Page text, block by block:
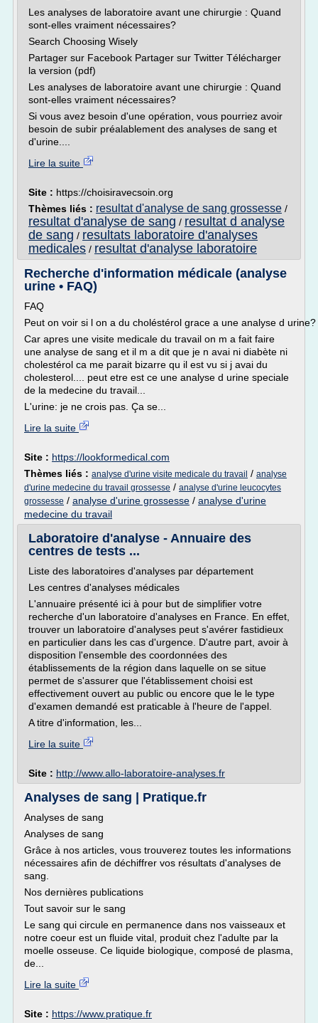
Les analyses de laboratoire avant une chirurgie : Quand
sont-elles vraiment nécessaires?
Search Choosing Wisely
Partager sur Facebook Partager sur Twitter Télécharger
la version (pdf)
Les analyses de laboratoire avant une chirurgie : Quand
sont-elles vraiment nécessaires?
Si vous avez besoin d'une opération, vous pourriez avoir
besoin de subir préalablement des analyses de sang et
d'urine....
Lire la suite
Site : https://choisiravecsoin.org
Thèmes liés : resultat d'analyse de sang grossesse /
resultat d'analyse de sang / resultat d analyse
de sang / resultats laboratoire d'analyses
medicales / resultat d'analyse laboratoire
Recherche d'information médicale (analyse
urine • FAQ)
FAQ
Peut on voir si l on a du choléstérol grace a une analyse d urine?
Car apres une visite medicale du travail on m a fait faire
une analyse de sang et il m a dit que je n avai ni diabète ni
cholestérol ca me parait bizarre qu il est vu si j avai du
cholesterol.... peut etre est ce une analyse d urine speciale
de la medecine du travail...
L'urine: je ne crois pas. Ça se...
Lire la suite
Site : https://lookformedical.com
Thèmes liés : analyse d'urine visite medicale du travail / analyse
d'urine medecine du travail grossesse / analyse d'urine leucocytes
grossesse / analyse d'urine grossesse / analyse d'urine
medecine du travail
Laboratoire d'analyse - Annuaire des
centres de tests ...
Liste des laboratoires d'analyses par département
Les centres d'analyses médicales
L'annuaire présenté ici à pour but de simplifier votre
recherche d'un laboratoire d'analyses en France. En effet,
trouver un laboratoire d'analyses peut s'avérer fastidieux
en particulier dans les cas d'urgence. D'autre part, avoir à
disposition l'ensemble des coordonnées des
établissements de la région dans laquelle on se situe
permet de s'assurer que l'établissement choisi est
effectivement ouvert au public ou encore que le le type
d'examen demandé est praticable à l'heure de l'appel.
A titre d'information, les...
Lire la suite
Site : http://www.allo-laboratoire-analyses.fr
Analyses de sang | Pratique.fr
Analyses de sang
Analyses de sang
Grâce à nos articles, vous trouverez toutes les informations
nécessaires afin de déchiffrer vos résultats d'analyses de
sang.
Nos dernières publications
Tout savoir sur le sang
Le sang qui circule en permanence dans nos vaisseaux et
notre coeur est un fluide vital, produit chez l'adulte par la
moelle osseuse. Ce liquide biologique, composé de plasma,
de...
Lire la suite
Site : https://www.pratique.fr